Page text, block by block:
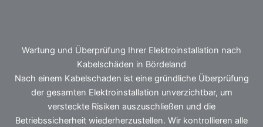
Wartung und Überprüfung Ihrer Elektroinstallation nach
Kabelschäden in Bördeland
Nach einem Kabelschaden ist eine gründliche Überprüfung
der gesamten Elektroinstallation unverzichtbar, um
versteckte Risiken auszuschließen und die
Betriebssicherheit wiederherzustellen. Wir kontrollieren alle